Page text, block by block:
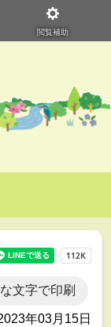
閲覧補助
文字で印刷
年03月15日